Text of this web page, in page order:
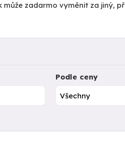
může zadarmo vyměnit za jiný,
Podle ceny